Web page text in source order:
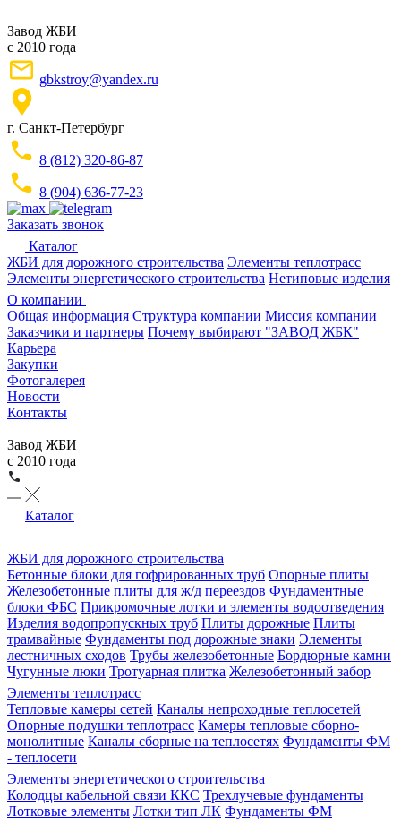
Завод ЖБИ
с 2010 года
gbkstroy@yandex.ru
г. Санкт-Петербург
8 (812) 320-86-87
8 (904) 636-77-23
Заказать звонок
Каталог
ЖБИ для дорожного строительства Элементы теплотрасс
Элементы энергетического строительства Нетиповые изделия
О компании
Общая информация Структура компании Миссия компании
Заказчики и партнеры Почему выбирают "ЗАВОД ЖБК"
Карьера
Закупки
Фотогалерея
Новости
Контакты
Завод ЖБИ
с 2010 года
Каталог
ЖБИ для дорожного строительства
Бетонные блоки для гофрированных труб Опорные плиты
Железобетонные плиты для ж/д переездов Фундаментные
блоки ФБС Прикромочные лотки и элементы водоотведения
Изделия водопропускных труб Плиты дорожные Плиты
трамвайные Фундаменты под дорожные знаки Элементы
лестничных сходов Трубы железобетонные Бордюрные камни
Чугунные люки Тротуарная плитка Железобетонный забор
Элементы теплотрасс
Тепловые камеры сетей Каналы непроходные теплосетей
Опорные подушки теплотрасс Камеры тепловые сборно-
монолитные Каналы сборные на теплосетях Фундаменты ФМ
- теплосети
Элементы энергетического строительства
Колодцы кабельной связи ККС Трехлучевые фундаменты
Лотковые элементы Лотки тип ЛК Фундаменты ФМ